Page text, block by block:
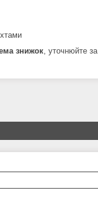
знижок, уточнюйте